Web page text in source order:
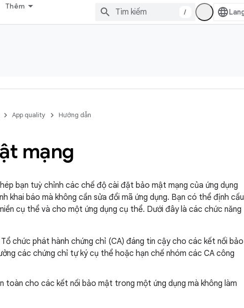
Thêm
/
App quality Hướng dẫn
mạng
bạn tuỳ chỉnh các chế độ cài đặt bảo mật mạng của ứng dụng
khai báo mà không cần sửa đổi mã ứng dụng. Bạn có thể định cấu
cụ thể và cho một ứng dụng cụ thể. Dưới đây là các chức năng
Tổ chức phát hành chứng chỉ (CA) đáng tin cậy cho các kết nối bảo
các chứng chỉ tự ký cụ thể hoặc hạn chế nhóm các CA công
toàn cho các kết nối bảo mật trong một ứng dụng mà không làm